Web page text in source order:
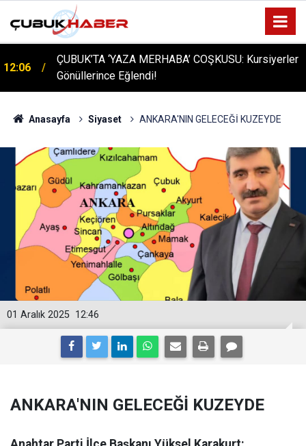
12:06
ÇUBUK’TA ‘YAZA MERHABA’ COŞKUSU: Kursiyerler
Gönüllerince Eğlendi!
Anasayfa Siyaset ANKARA'NIN GELECEĞİ KUZEYDE
12:46
01 Aralık 2025
ANKARA'NIN GELECEĞİ KUZEYDE